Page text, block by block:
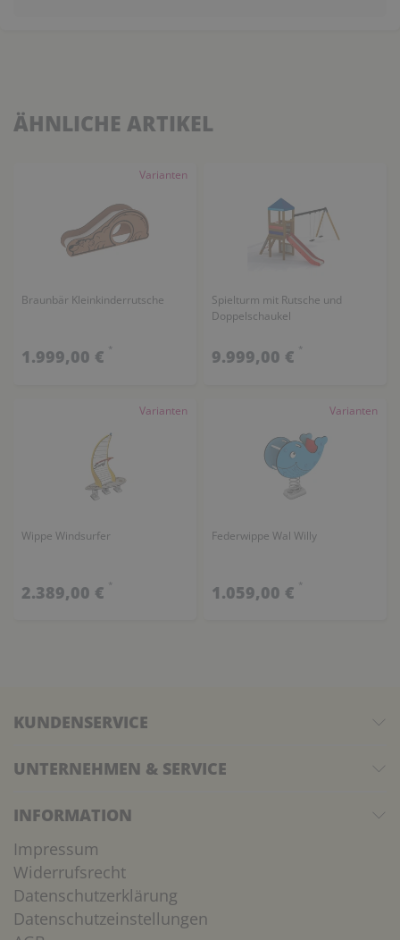
ÄHNLICHE ARTIKEL
Varianten
Braunbär Kleinkinderrutsche
1.999,00 € *
Spielturm mit Rutsche und
Doppelschaukel
9.999,00 € *
Varianten
Wippe Windsurfer
2.389,00 € *
Varianten
Federwippe Wal Willy
1.059,00 € *
KUNDENSERVICE
UNTERNEHMEN & SERVICE
INFORMATION
Impressum
Widerrufsrecht
Datenschutzerklärung
Datenschutzeinstellungen